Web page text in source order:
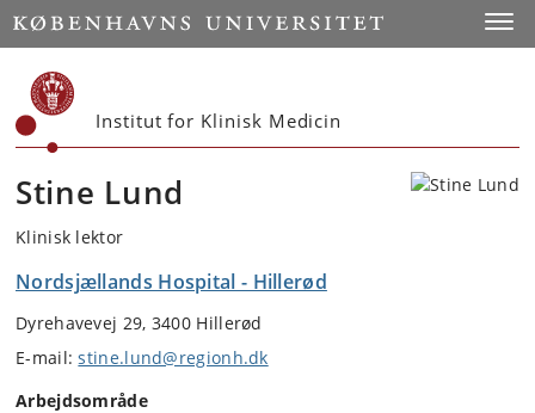
Start
Institut for Klinisk Medicin
Stine Lund
Klinisk lektor
Nordsjællands Hospital - Hillerød
Dyrehavevej 29, 3400 Hillerød
E-mail:stine.lund@regionh.dk
Arbejdsområde